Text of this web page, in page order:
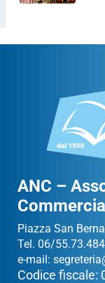
ANC –
Piazza San
Tel. 06/
e-mail:
Codice fiscale: